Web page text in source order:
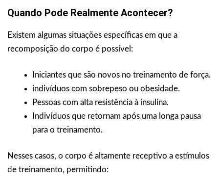
Quando Pode Realmente Acontecer?
Existem algumas situações específicas em que a
recomposição do corpo é possível:
Iniciantes que são novos no treinamento de força.
indivíduos com sobrepeso ou obesidade.
Pessoas com alta resistência à insulina.
Indivíduos que retornam após uma longa pausa
para o treinamento.
Nesses casos, o corpo é altamente receptivo a estímulos
de treinamento, permitindo: